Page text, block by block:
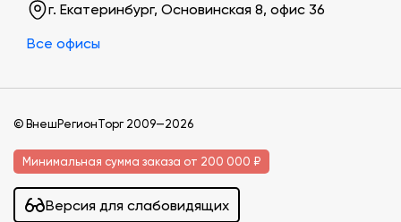
г. Екатеринбург, Основинская 8, офис 36
Все офисы
© ВнешРегионТорг 2009—2026
Минимальная сумма заказа от 200 000 ₽
Версия для слабовидящих